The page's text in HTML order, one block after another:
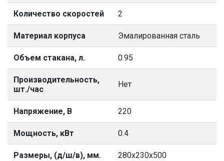
Количество скоростей 2
Материал корпуса Эмалированная сталь
Объем стакана, л. 0.95
Производительность,
шт./час
Нет
Напряжение, В 220
Мощность, кВт 0.4
Размеры, (д/ш/в), мм. 280х230х500